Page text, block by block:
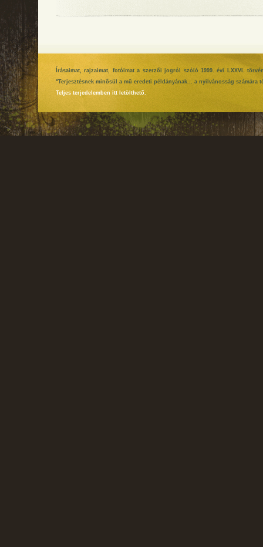
Írásaimat, rajzaimat, fotóimat a szerzői jogról szóló 1999. évi LXXVI.
"Terjesztésnek minősül a mű eredeti példányának... a nyilvánosság
Teljes terjedelemben itt letölthető.